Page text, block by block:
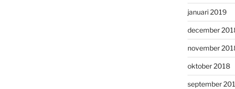
januari 2019
december
november
oktober 2018
september